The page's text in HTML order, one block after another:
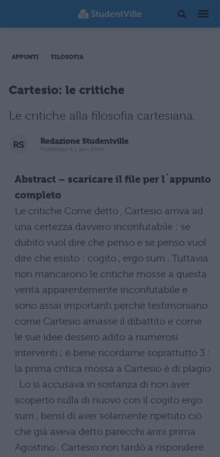
APPUNTI FILOSOFIA
Cartesio: le critiche
Le critiche alla filosofia cartesiana.
Redazione Studentville
Pubblicato il 1 gen 2004
Abstract – scaricare il file per l´appunto
completo
Le critiche Come detto , Cartesio arriva ad
una certezza davvero inconfutabile : se
dubito vuol dire che penso e se penso vuol
dire che esisto : cogito , ergo sum . Tuttavia
non mancarono le critiche mosse a questa
verità apparentemente inconfutabile e
sono assai importanti perchè testimoniano
come Cartesio amasse il dibattito e come
le sue idee dessero adito a numerosi
interventi ; é bene ricordarne soprattutto 3 :
la prima critica mossa a Cartesio é di plagio
. Lo si accusava in sostanza di non aver
scoperto nulla di nuovo con il cogito ergo
sum , bensì di aver solamente ripetuto ciò
che già aveva detto parecchi anni prima
Agostino . Cartesio non tardò a rispondere